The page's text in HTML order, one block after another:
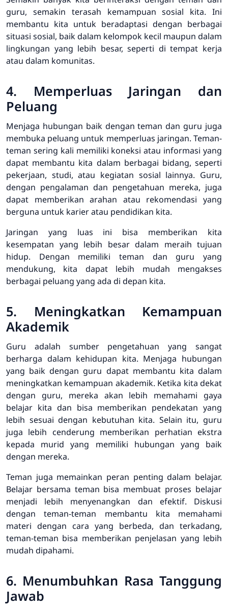
guru, semakin terasah kemampuan sosial kita. Ini
membantu kita untuk beradaptasi dengan berbagai
situasi sosial, baik dalam kelompok kecil maupun dalam
lingkungan yang lebih besar, seperti di tempat kerja
atau dalam komunitas.
4. Memperluas Jaringan dan
Peluang
Menjaga hubungan baik dengan teman dan guru juga
membuka peluang untuk memperluas jaringan. Teman-
teman sering kali memiliki koneksi atau informasi yang
dapat membantu kita dalam berbagai bidang, seperti
pekerjaan, studi, atau kegiatan sosial lainnya. Guru,
dengan pengalaman dan pengetahuan mereka, juga
dapat memberikan arahan atau rekomendasi yang
berguna untuk karier atau pendidikan kita.
Jaringan yang luas ini bisa memberikan kita
kesempatan yang lebih besar dalam meraih tujuan
hidup. Dengan memiliki teman dan guru yang
mendukung, kita dapat lebih mudah mengakses
berbagai peluang yang ada di depan kita.
5. Meningkatkan Kemampuan
Akademik
Guru adalah sumber pengetahuan yang sangat
berharga dalam kehidupan kita. Menjaga hubungan
yang baik dengan guru dapat membantu kita dalam
meningkatkan kemampuan akademik. Ketika kita dekat
dengan guru, mereka akan lebih memahami gaya
belajar kita dan bisa memberikan pendekatan yang
lebih sesuai dengan kebutuhan kita. Selain itu, guru
juga lebih cenderung memberikan perhatian ekstra
kepada murid yang memiliki hubungan yang baik
dengan mereka.
Teman juga memainkan peran penting dalam belajar.
Belajar bersama teman bisa membuat proses belajar
menjadi lebih menyenangkan dan efektif. Diskusi
dengan teman-teman membantu kita memahami
materi dengan cara yang berbeda, dan terkadang,
teman-teman bisa memberikan penjelasan yang lebih
mudah dipahami.
6. Menumbuhkan Rasa Tanggung
Jawab